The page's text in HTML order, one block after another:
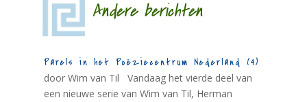
Andere berichten
Parels in het Poëziecentrum Nederland (4)
door Wim van Til Vandaag het vierde deel van
een nieuwe serie van Wim van Til, Herman